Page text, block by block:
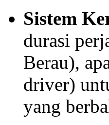
Sistem
durasi
Berau),
driver)
yang